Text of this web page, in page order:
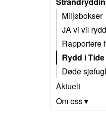
Miljøbokser
JA vi vil
Rapportere
Rydd i Tide
Døde
Aktuelt
Om oss